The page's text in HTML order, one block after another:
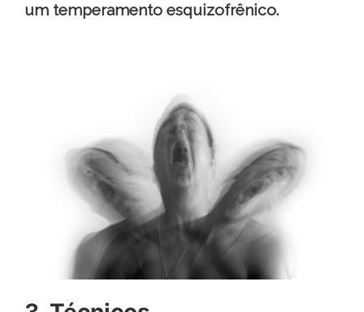
um temperamento esquizofrênico.